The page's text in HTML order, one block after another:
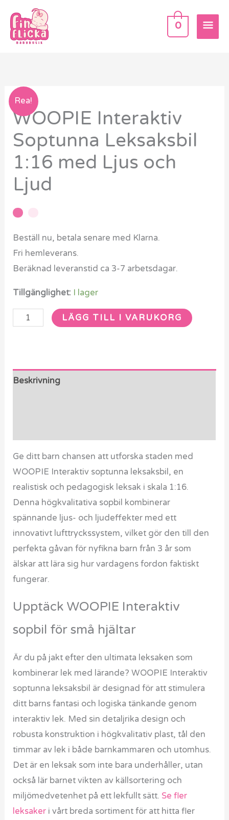
innehåll
0
Rea!
WOOPIE Interaktiv
Soptunna Leksaksbil
1:16 med Ljus och
Ljud
Beställ nu, betala senare med Klarna.
Fri hemleverans.
Beräknad leveranstid ca 3-7 arbetsdagar.
Tillgänglighet: I lager
WOOPIE
Interaktiv
Leksaksbil
1:16
med
Ljus
och
Ljud
mängd
LÄGG TILL I VARUKORG
Beskrivning
Ge ditt barn chansen att utforska staden med
WOOPIE Interaktiv soptunna leksaksbil, en
realistisk och pedagogisk leksak i skala 1:16.
Denna högkvalitativa sopbil kombinerar
spännande ljus- och ljudeffekter med ett
innovativt lufttryckssystem, vilket gör den till den
perfekta gåvan för nyfikna barn från 3 år som
älskar att lära sig hur vardagens fordon faktiskt
fungerar.
Upptäck WOOPIE Interaktiv
sopbil för små hjältar
Är du på jakt efter den ultimata leksaken som
kombinerar lek med lärande? WOOPIE Interaktiv
soptunna leksaksbil är designad för att stimulera
ditt barns fantasi och logiska tänkande genom
interaktiv lek. Med sin detaljrika design och
robusta konstruktion i högkvalitativ plast, tål den
timmar av lek i både barnkammaren och utomhus.
Det är en leksak som inte bara underhåller, utan
också lär barnet vikten av källsortering och
miljömedvetenhet på ett lekfullt sätt. Se fler
leksaker i vårt breda sortiment för att hitta fler